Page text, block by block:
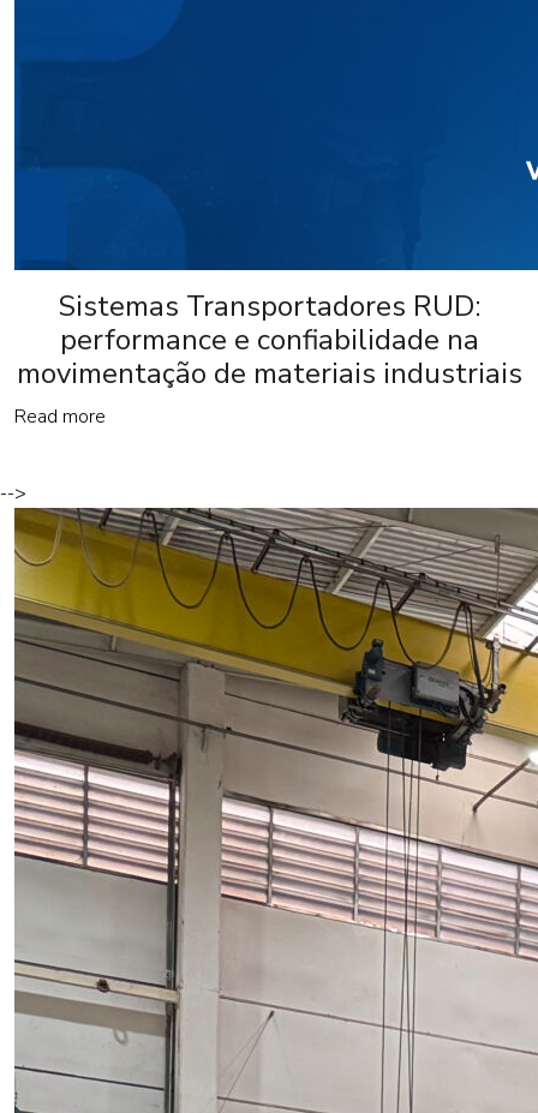
Sistemas Transportadores RUD:
performance e confiabilidade na
movimentação de materiais industriais
Read more
-->